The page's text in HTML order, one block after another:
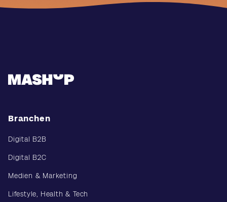
Branchen
Digital B2B
Digital B2C
Medien & Marketing
Lifestyle, Health & Tech